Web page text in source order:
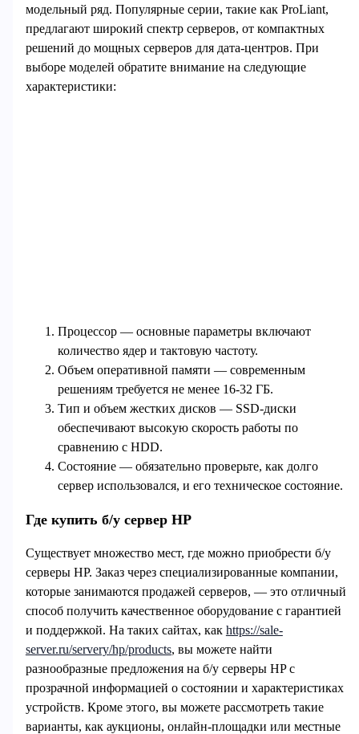
модельный ряд. Популярные серии, такие как ProLiant,
предлагают широкий спектр серверов, от компактных
решений до мощных серверов для дата-центров. При
выборе моделей обратите внимание на следующие
характеристики:
Процессор — основные параметры включают
количество ядер и тактовую частоту.
Объем оперативной памяти — современным
решениям требуется не менее 16-32 ГБ.
Тип и объем жестких дисков — SSD-диски
обеспечивают высокую скорость работы по
сравнению с HDD.
Состояние — обязательно проверьте, как долго
сервер использовался, и его техническое состояние.
Где купить б/у сервер HP
Существует множество мест, где можно приобрести б/у
серверы HP. Заказ через специализированные компании,
которые занимаются продажей серверов, — это отличный
способ получить качественное оборудование с гарантией
и поддержкой. На таких сайтах, как https://sale-
server.ru/servery/hp/products, вы можете найти
разнообразные предложения на б/у серверы HP с
прозрачной информацией о состоянии и характеристиках
устройств. Кроме этого, вы можете рассмотреть такие
варианты, как аукционы, онлайн-площадки или местные